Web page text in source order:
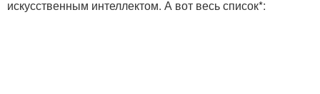
искусственным интеллектом. А вот весь список*: